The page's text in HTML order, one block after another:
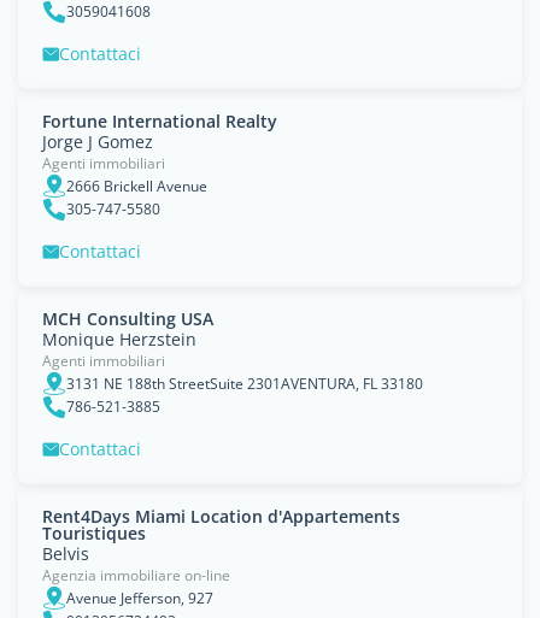
3059041608
Contattaci
Fortune International Realty
Jorge J Gomez
Agenti immobiliari
2666 Brickell Avenue
305-747-5580
Contattaci
MCH Consulting USA
Monique Herzstein
Agenti immobiliari
3131 NE 188th StreetSuite 2301AVENTURA, FL 33180
786-521-3885
Contattaci
Rent4Days Miami Location d'Appartements
Touristiques
Belvis
Agenzia immobiliare on-line
Avenue Jefferson, 927